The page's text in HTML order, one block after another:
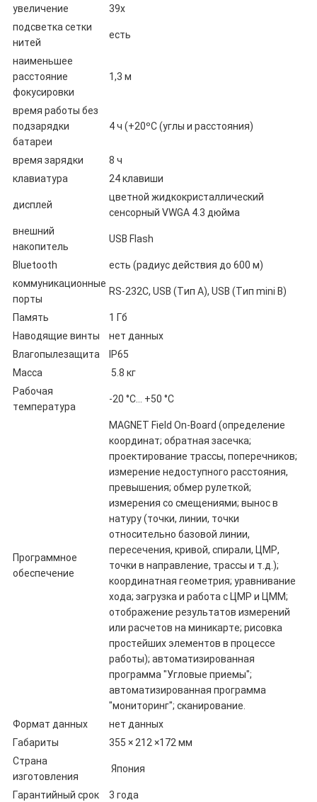
увеличение
39х
подсветка сетки
нитей
есть
наименьшее
расстояние
фокусировки
1,3 м
время работы без
подзарядки
батареи
4 ч (+20ºС (углы и расстояния)
время зарядки
8 ч
клавиатура
24 клавиши
дисплей
цветной жидкокристаллический
сенсорный VWGA 4.3 дюйма
внешний
накопитель
USB Flash
Bluetooth
есть (радиус действия до 600 м)
коммуникационные
порты
RS-232C, USB (Тип A), USB (Тип mini B)
Память
1 Гб
Наводящие винты
нет данных
Влагопылезащита
IP65
Масса
5.8 кг
Рабочая
температура
-20 °С... +50 °С
Программное
обеспечение
MAGNET Field On-Board (определение
координат; обратная засечка;
проектирование трассы, поперечников;
измерение недоступного расстояния,
превышения; обмер рулеткой;
измерения со смещениями; вынос в
натуру (точки, линии, точки
относительно базовой линии,
пересечения, кривой, спирали, ЦМР,
точки в направление, трассы и т.д.);
координатная геометрия; уравнивание
хода; загрузка и работа с ЦМР и ЦММ;
отображение результатов измерений
или расчетов на миникарте; рисовка
простейших элементов в процессе
работы); автоматизированная
программа "Угловые приемы";
автоматизированная программа
"мониторинг"; сканирование.
Формат данных
нет данных
Габариты
355 × 212 ×172 мм
Страна
изготовления
Япония
Гарантийный срок
3 года